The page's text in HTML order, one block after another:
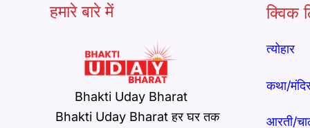
हमारे बारे में
Bhakti Uday Bharat
Bhakti Uday Bharat हर घर तक
क्विक
त्योहार
कथा/
आरती/